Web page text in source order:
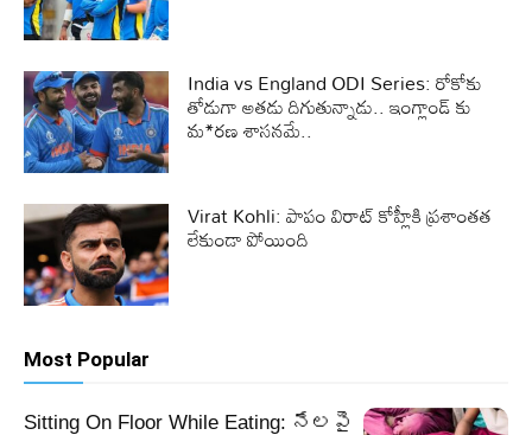
India vs England ODI Series: రోకోకు
తోడుగా అతడు దిగుతున్నాడు.. ఇంగ్లాండ్ కు
మ*రణ శాసనమే..
Virat Kohli: పాపం విరాట్ కోహ్లీకి ప్రశాంతత
లేకుండా పోయింది
Most Popular
Sitting On Floor While Eating: నేలపై